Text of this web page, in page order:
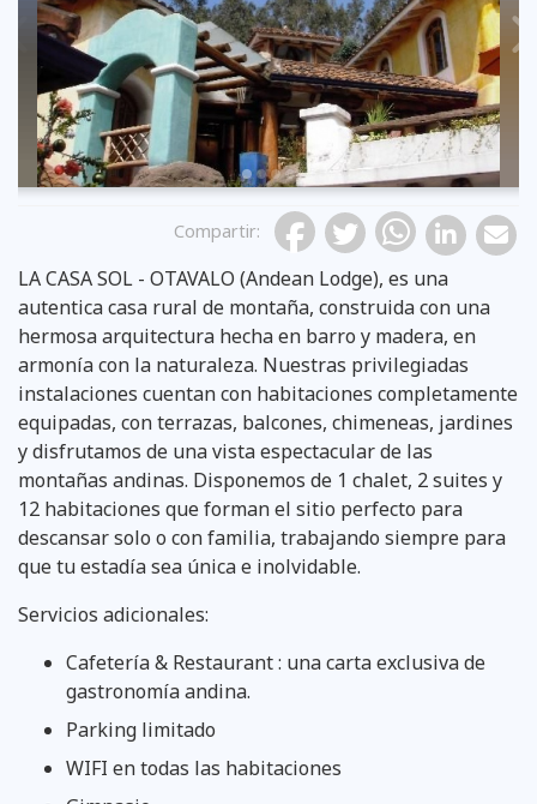
Previous
Compartir:
LA CASA SOL - OTAVALO (Andean Lodge), es una
autentica casa rural de montaña, construida con una
hermosa arquitectura hecha en barro y madera, en
armonía con la naturaleza. Nuestras privilegiadas
instalaciones cuentan con habitaciones completamente
equipadas, con terrazas, balcones, chimeneas, jardines
y disfrutamos de una vista espectacular de las
montañas andinas. Disponemos de 1 chalet, 2 suites y
12 habitaciones que forman el sitio perfecto para
descansar solo o con familia, trabajando siempre para
que tu estadía sea única e inolvidable.
Servicios adicionales:
Cafetería & Restaurant : una carta exclusiva de
gastronomía andina.
Parking limitado
WIFI en todas las habitaciones